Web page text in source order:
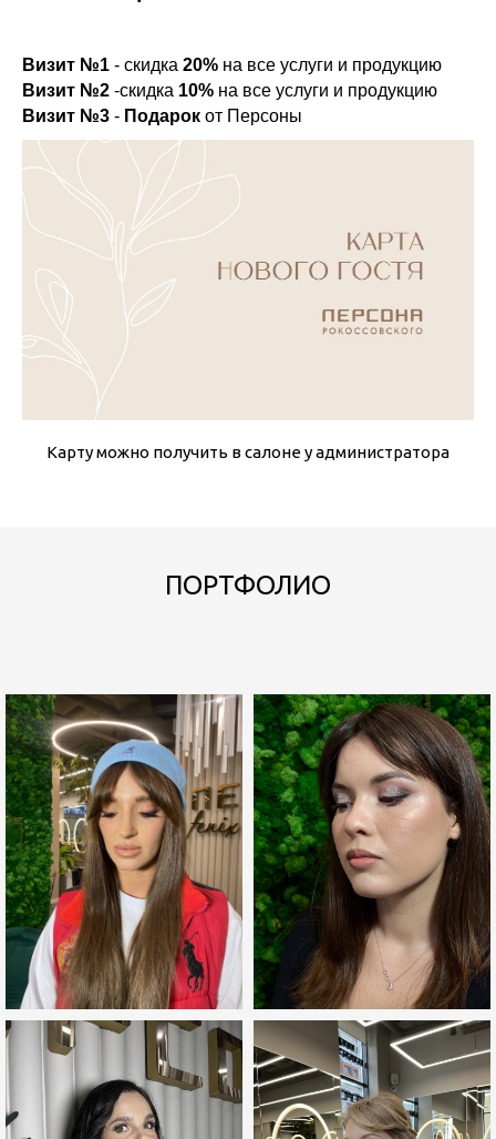
Визит №1 - скидка 20% на все услуги и продукцию
Визит №2 -скидка 10% на все услуги и продукцию
Визит №3 - Подарок от Персоны
Карту можно получить в салоне у администратора
ПОРТФОЛИО